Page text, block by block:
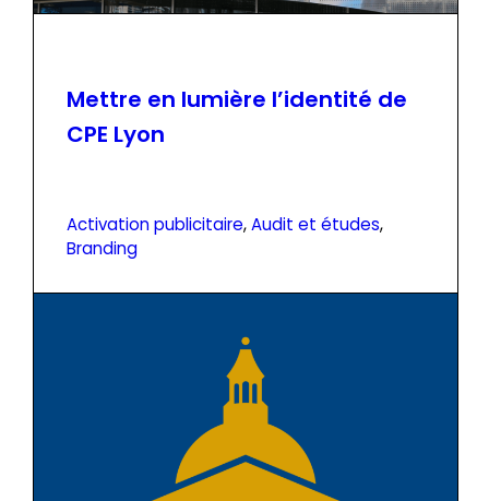
Mettre en lumière l’identité de
CPE Lyon
Activation publicitaire, Audit et études
Branding